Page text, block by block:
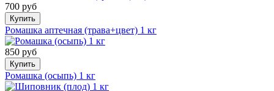
700 руб
Купить
Ромашка аптечная (трава+цвет) 1 кг
850 руб
Купить
Ромашка (осыпь) 1 кг